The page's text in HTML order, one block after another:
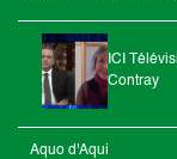
ICI
Contray
Aquo d'Aqui